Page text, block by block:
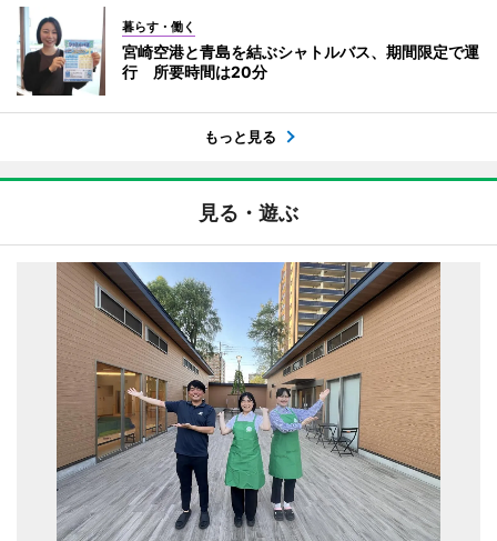
暮らす・働く
宮崎空港と青島を結ぶシャトルバス、期間限定で運
行 所要時間は20分
もっと見る
見る・遊ぶ